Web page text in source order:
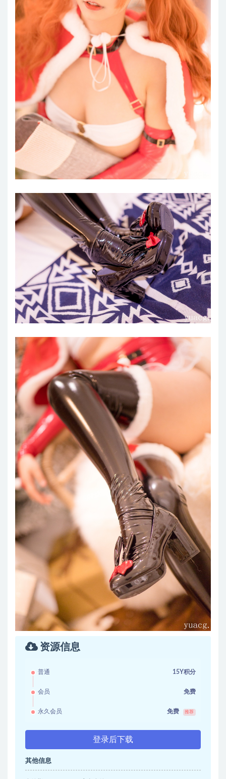
资源信息
普通 15Y积分
会员 免费
永久会员 免费 推荐
登录后下载
其他信息